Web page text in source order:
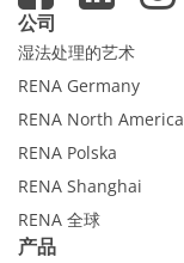
公司
湿法处理的艺术
RENA Germany
RENA North America
RENA Polska
RENA Shanghai
RENA 全球
产品